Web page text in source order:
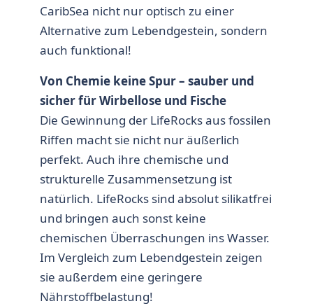
CaribSea nicht nur optisch zu einer
Alternative zum Lebendgestein, sondern
auch funktional!
Von Chemie keine Spur – sauber und
sicher für Wirbellose und Fische
Die Gewinnung der LifeRocks aus fossilen
Riffen macht sie nicht nur äußerlich
perfekt. Auch ihre chemische und
strukturelle Zusammensetzung ist
natürlich. LifeRocks sind absolut silikatfrei
und bringen auch sonst keine
chemischen Überraschungen ins Wasser.
Im Vergleich zum Lebendgestein zeigen
sie außerdem eine geringere
Nährstoffbelastung!